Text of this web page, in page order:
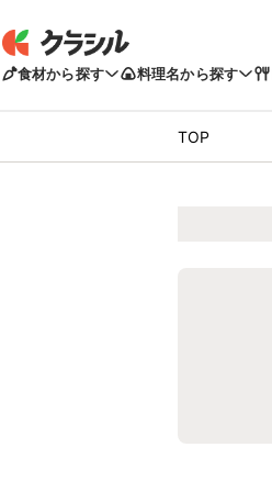
食材から探す 料理名から探す
TOP